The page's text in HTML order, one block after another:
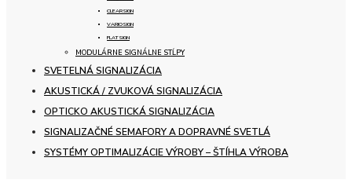
CLEARSIGN
VARIOSIGN
FLATSIGN
MODULÁRNE SIGNÁLNE STĹPY
SVETELNÁ SIGNALIZÁCIA
AKUSTICKÁ / ZVUKOVÁ SIGNALIZÁCIA
OPTICKO AKUSTICKÁ SIGNALIZÁCIA
SIGNALIZAČNÉ SEMAFORY A DOPRAVNÉ SVETLÁ
SYSTÉMY OPTIMALIZÁCIE VÝROBY – ŠTÍHLA VÝROBA